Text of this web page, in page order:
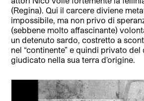
(Regina). Qui il carcere diviene
impossibile, ma non privo di
(sebbene molto affascinante)
un detenuto sardo, costretto a
nel “continente” e quindi privato
giudicato nella sua terra d’origine.